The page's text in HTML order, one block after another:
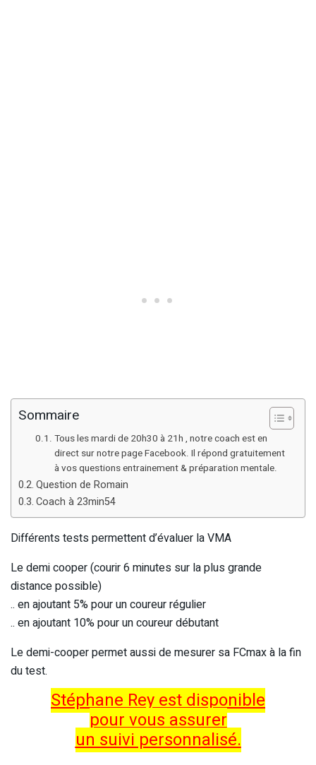
Sommaire
Tous les mardi de 20h30 à 21h , notre coach est en
direct sur notre page Facebook. Il répond gratuitement
à vos questions entrainement & préparation mentale.
Question de Romain
Coach à 23min54
Différents tests permettent d’évaluer la VMA
Le demi cooper (courir 6 minutes sur la plus grande
distance possible)
.. en ajoutant 5% pour un coureur régulier
.. en ajoutant 10% pour un coureur débutant
Le demi-cooper permet aussi de mesurer sa FCmax à la fin
du test.
Stéphane Rey est disponible
pour vous assurer
un suivi personnalisé.